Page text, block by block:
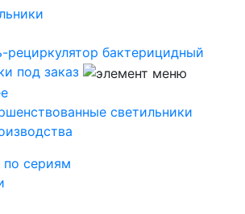
рециркулятор бактерицидный
под заказ
светильники
сериям